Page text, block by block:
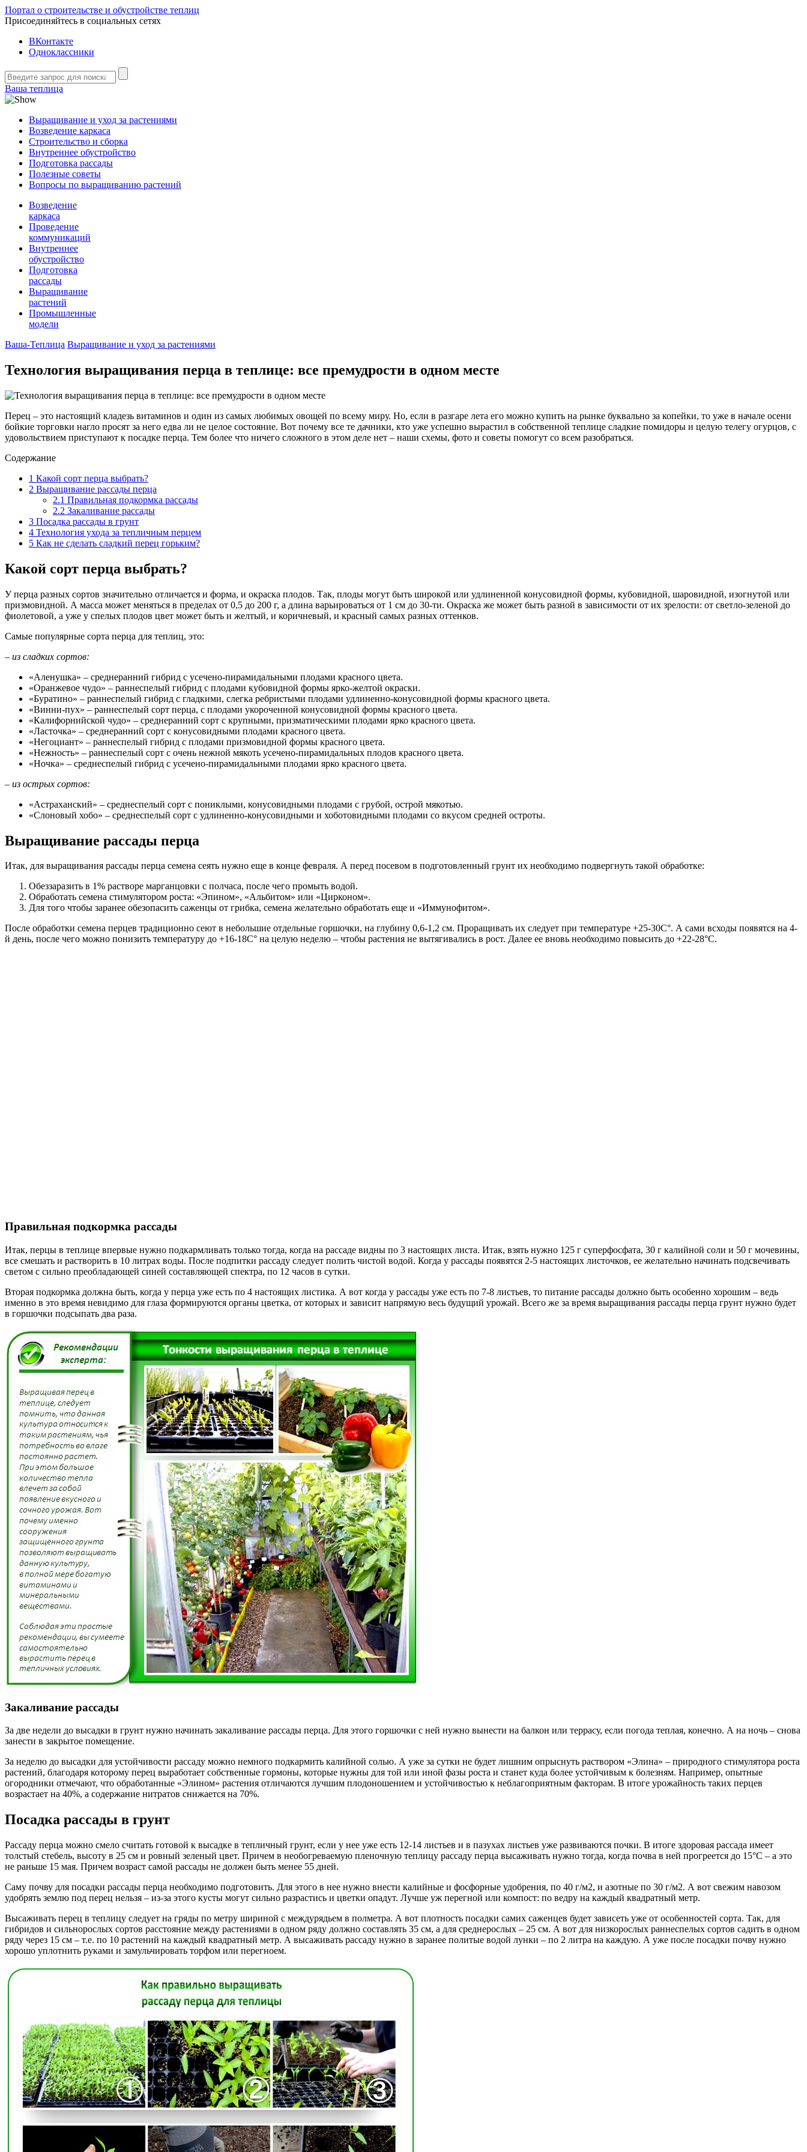
Портал о строительстве и обустройстве теплиц
Присоединяйтесь в социальных сетях
ВКонтакте
Одноклассники
Ваша теплица
Выращивание и уход за растениями
Возведение каркаса
Строительство и сборка
Внутреннее обустройство
Подготовка рассады
Полезные советы
Вопросы по выращиванию растений
Возведение
каркаса
Проведение
коммуникаций
Внутреннее
обустройство
Подготовка
рассады
Выращивание
растений
Промышленные
модели
Ваша-Теплица Выращивание и уход за растениями
Технология выращивания перца в теплице: все премудрости в одном месте
Перец – это настоящий кладезь витаминов и один из самых любимых овощей по всему миру. Но, если в разгаре лета его можно купить на рынке буквально за копейки, то уже в начале осени
бойкие торговки нагло просят за него едва ли не целое состояние. Вот почему все те дачники, кто уже успешно вырастил в собственной теплице сладкие помидоры и целую телегу огурцов, с
удовольствием приступают к посадке перца. Тем более что ничего сложного в этом деле нет – наши схемы, фото и советы помогут со всем разобраться.
Содержание
1 Какой сорт перца выбрать?
2 Выращивание рассады перца
2.1 Правильная подкормка рассады
2.2 Закаливание рассады
3 Посадка рассады в грунт
4 Технология ухода за тепличным перцем
5 Как не сделать сладкий перец горьким?
Какой сорт перца выбрать?
У перца разных сортов значительно отличается и форма, и окраска плодов. Так, плоды могут быть широкой или удлиненной конусовидной формы, кубовидной, шаровидной, изогнутой или
призмовидной. А масса может меняться в пределах от 0,5 до 200 г, а длина варьироваться от 1 см до 30-ти. Окраска же может быть разной в зависимости от их зрелости: от светло-зеленой до
фиолетовой, а уже у спелых плодов цвет может быть и желтый, и коричневый, и красный самых разных оттенков.
Самые популярные сорта перца для теплиц, это:
– из сладких сортов:
«Аленушка» – среднеранний гибрид с усечено-пирамидальными плодами красного цвета.
«Оранжевое чудо» – раннеспелый гибрид с плодами кубовидной формы ярко-желтой окраски.
«Буратино» – раннеспелый гибрид с гладкими, слегка ребристыми плодами удлиненно-конусовидной формы красного цвета.
«Винни-пух» – раннеспелый сорт перца, с плодами укороченной конусовидной формы красного цвета.
«Калифорнийской чудо» – среднеранний сорт с крупными, призматическими плодами ярко красного цвета.
«Ласточка» – среднеранний сорт с конусовидными плодами красного цвета.
«Негоциант» – раннеспелый гибрид с плодами призмовидной формы красного цвета.
«Нежность» – раннеспелый сорт с очень нежной мякоть усечено-пирамидальных плодов красного цвета.
«Ночка» – среднеспелый гибрид с усечено-пирамидальными плодами ярко красного цвета.
– из острых сортов:
«Астраханский» – среднеспелый сорт с пониклыми, конусовидными плодами с грубой, острой мякотью.
«Слоновый хобо» – среднеспелый сорт с удлиненно-конусовидными и хоботовидными плодами со вкусом средней остроты.
Выращивание рассады перца
Итак, для выращивания рассады перца семена сеять нужно еще в конце февраля. А перед посевом в подготовленный грунт их необходимо подвергнуть такой обработке:
Обеззаразить в 1% растворе марганцовки с полчаса, после чего промыть водой.
Обработать семена стимулятором роста: «Эпином», «Альбитом» или «Цирконом».
Для того чтобы заранее обезопасить саженцы от грибка, семена желательно обработать еще и «Иммунофитом».
После обработки семена перцев традиционно сеют в небольшие отдельные горшочки, на глубину 0,6-1,2 см. Проращивать их следует при температуре +25-30С°. А сами всходы появятся на 4-
й день, после чего можно понизить температуру до +16-18С° на целую неделю – чтобы растения не вытягивались в рост. Далее ее вновь необходимо повысить до +22-28°С.
Правильная подкормка рассады
Итак, перцы в теплице впервые нужно подкармливать только тогда, когда на рассаде видны по 3 настоящих листа. Итак, взять нужно 125 г суперфосфата, 30 г калийной соли и 50 г мочевины,
все смешать и растворить в 10 литрах воды. После подпитки рассаду следует полить чистой водой. Когда у рассады появятся 2-5 настоящих листочков, ее желательно начинать подсвечивать
светом с сильно преобладающей синей составляющей спектра, по 12 часов в сутки.
Вторая подкормка должна быть, когда у перца уже есть по 4 настоящих листика. А вот когда у рассады уже есть по 7-8 листьев, то питание рассады должно быть особенно хорошим – ведь
именно в это время невидимо для глаза формируются органы цветка, от которых и зависит напрямую весь будущий урожай. Всего же за время выращивания рассады перца грунт нужно будет
в горшочки подсыпать два раза.
Закаливание рассады
За две недели до высадки в грунт нужно начинать закаливание рассады перца. Для этого горшочки с ней нужно вынести на балкон или террасу, если погода теплая, конечно. А на ночь – снова
занести в закрытое помещение.
За неделю до высадки для устойчивости рассаду можно немного подкармить калийной солью. А уже за сутки не будет лишним опрыснуть раствором «Элина» – природного стимулятора роста
растений, благодаря которому перец выработает собственные гормоны, которые нужны для той или иной фазы роста и станет куда более устойчивым к болезням. Например, опытные
огородники отмечают, что обработанные «Элином» растения отличаются лучшим плодоношением и устойчивостью к неблагоприятным факторам. В итоге урожайность таких перцев
возрастает на 40%, а содержание нитратов снижается на 70%.
Посадка рассады в грунт
Рассаду перца можно смело считать готовой к высадке в тепличный грунт, если у нее уже есть 12-14 листьев и в пазухах листьев уже развиваются почки. В итоге здоровая рассада имеет
толстый стебель, высоту в 25 см и ровный зеленый цвет. Причем в необогреваемую пленочную теплицу рассаду перца высаживать нужно тогда, когда почва в ней прогреется до 15°С – а это
не раньше 15 мая. Причем возраст самой рассады не должен быть менее 55 дней.
Саму почву для посадки рассады перца необходимо подготовить. Для этого в нее нужно внести калийные и фосфорные удобрения, по 40 г/м2, и азотные по 30 г/м2. А вот свежим навозом
удобрять землю под перец нельзя – из-за этого кусты могут сильно разрастись и цветки опадут. Лучше уж перегной или компост: по ведру на каждый квадратный метр.
Высаживать перец в теплицу следует на гряды по метру шириной с междурядьем в полметра. А вот плотность посадки самих саженцев будет зависеть уже от особенностей сорта. Так, для
гибридов и сильнорослых сортов расстояние между растениями в одном ряду должно составлять 35 см, а для среднерослых – 25 см. А вот для низкорослых раннеспелых сортов садить в одном
ряду через 15 см – т.е. по 10 растений на каждый квадратный метр. А высаживать рассаду нужно в заранее политые водой лунки – по 2 литра на каждую. А уже после посадки почву нужно
хорошо уплотнить руками и замульчировать торфом или перегноем.